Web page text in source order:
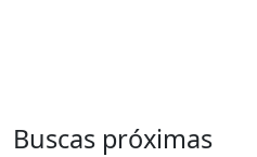
Buscas próximas